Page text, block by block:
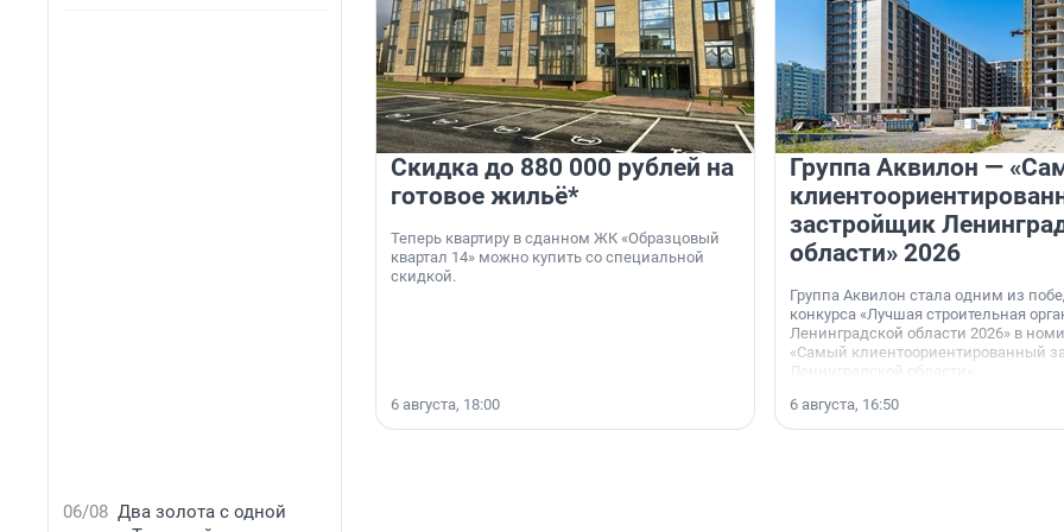
06/08 Два золота с одной
Скидка до 880 000 рублей на
готовое жильё*
Теперь квартиру в сданном ЖК «Образцовый
квартал 14» можно купить со специальной
скидкой.
6 августа, 18:00
Группа Аквилон —
застройщик
области» 2026
Группа Аквилон стала одним из
конкурса «Лучшая строительная
Ленинградской области 2026» в
«Самый клиентоориентированный
Ленинградской области».
6 августа, 16:50